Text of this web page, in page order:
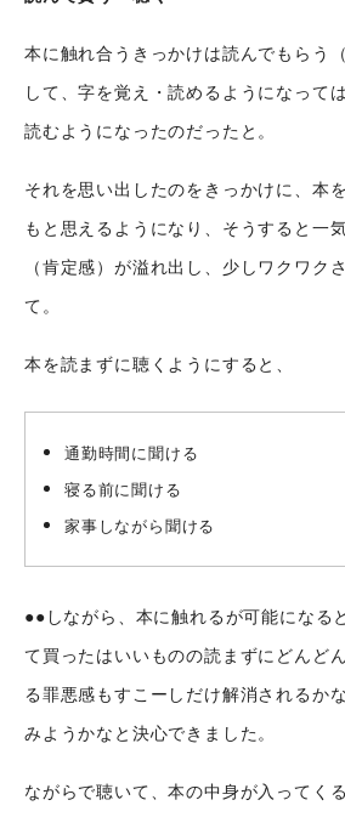
本に触れ合うきっかけは読んでもらう
して、字を覚え・読めるようになって
読むようになったのだったと。
それを思い出したのをきっかけに、本
もと思えるようになり、そうすると一
（肯定感）が溢れ出し、少しワクワク
て。
本を読まずに聴くようにすると、
通勤時間に聞ける
寝る前に聞ける
家事しながら聞ける
●●しながら、本に触れるが可能になる
て買ったはいいものの読まずにどんど
る罪悪感もすこーしだけ解消されるか
みようかなと決心できました。
ながらで聴いて、本の中身が入ってく